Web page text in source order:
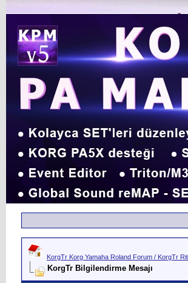
KorgTr Korg Yamaha Roland Forum / KorgTr
KorgTr Bilgilendirme Mesajı